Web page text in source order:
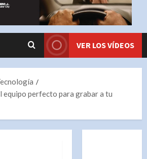
VER LOS VÍDEOS
equipo perfecto para grabar a tu